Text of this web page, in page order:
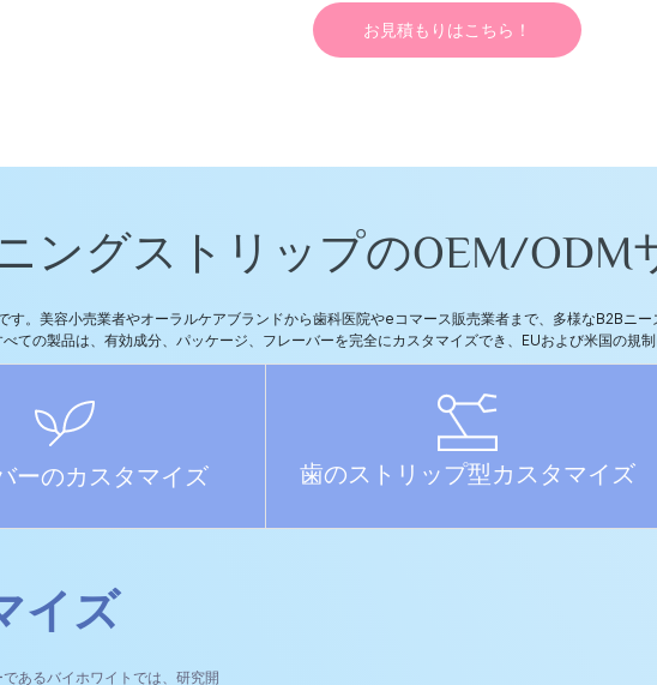
お見積もりはこちら！
ングストリップのOEM/ODM
す。美容小売業者やオーラルケアブランドから歯科医院やeコマース販売業者まで、多様なB2Bニ
ての製品は、有効成分、パッケージ、フレーバーを完全にカスタマイズでき、EUおよび米国の規制
ーのカスタマイズ 歯のストリップ型カスタマイズ
イズ
あるバイホワイトでは、研究開